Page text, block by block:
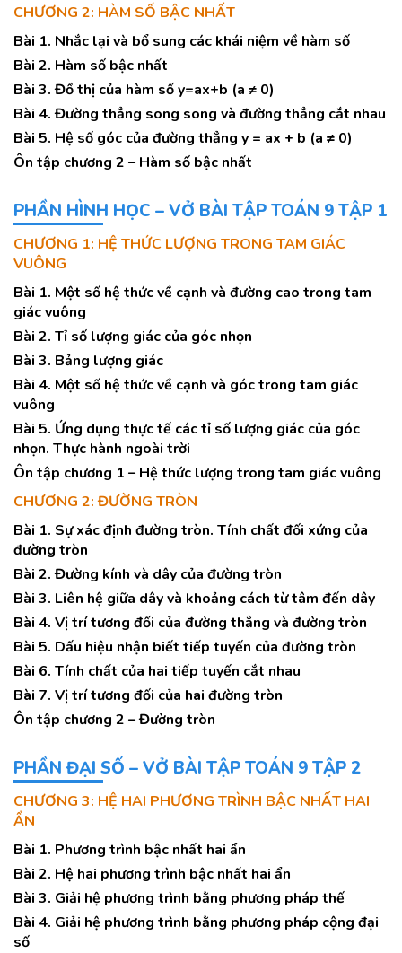
CHƯƠNG 2: HÀM SỐ BẬC NHẤT
Bài 1. Nhắc lại và bổ sung các khái niệm về hàm số
Bài 2. Hàm số bậc nhất
Bài 3. Đồ thị của hàm số y=ax+b (a ≠ 0)
Bài 4. Đường thẳng song song và đường thẳng cắt nhau
Bài 5. Hệ số góc của đường thẳng y = ax + b (a ≠ 0)
Ôn tập chương 2 – Hàm số bậc nhất
PHẦN HÌNH HỌC – VỞ BÀI TẬP TOÁN 9 TẬP 1
CHƯƠNG 1: HỆ THỨC LƯỢNG TRONG TAM GIÁC
VUÔNG
Bài 1. Một số hệ thức về cạnh và đường cao trong tam
giác vuông
Bài 2. Tỉ số lượng giác của góc nhọn
Bài 3. Bảng lượng giác
Bài 4. Một số hệ thức về cạnh và góc trong tam giác
vuông
Bài 5. Ứng dụng thực tế các tỉ số lượng giác của góc
nhọn. Thực hành ngoài trời
Ôn tập chương 1 – Hệ thức lượng trong tam giác vuông
CHƯƠNG 2: ĐƯỜNG TRÒN
Bài 1. Sự xác định đường tròn. Tính chất đối xứng của
đường tròn
Bài 2. Đường kính và dây của đường tròn
Bài 3. Liên hệ giữa dây và khoảng cách từ tâm đến dây
Bài 4. Vị trí tương đối của đường thẳng và đường tròn
Bài 5. Dấu hiệu nhận biết tiếp tuyến của đường tròn
Bài 6. Tính chất của hai tiếp tuyến cắt nhau
Bài 7. Vị trí tương đối của hai đường tròn
Ôn tập chương 2 – Đường tròn
PHẦN ĐẠI SỐ – VỞ BÀI TẬP TOÁN 9 TẬP 2
CHƯƠNG 3: HỆ HAI PHƯƠNG TRÌNH BẬC NHẤT HAI
ẨN
Bài 1. Phương trình bậc nhất hai ẩn
Bài 2. Hệ hai phương trình bậc nhất hai ẩn
Bài 3. Giải hệ phương trình bằng phương pháp thế
Bài 4. Giải hệ phương trình bằng phương pháp cộng đại
số